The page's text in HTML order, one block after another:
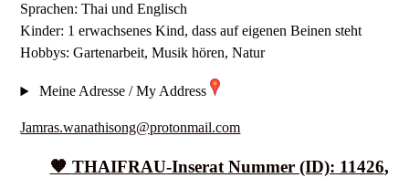
Sprachen: Thai und Englisch
Kinder: 1 erwachsenes Kind, dass auf eigenen Beinen steht
Hobbys: Gartenarbeit, Musik hören, Natur
Meine Adresse / My Address
Jamras.wanathisong@protonmail.com
🧡 THAIFRAU-Inserat Nummer (ID): 11426,